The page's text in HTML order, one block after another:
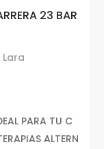
23 BAR
PARA TU C
ALTERN